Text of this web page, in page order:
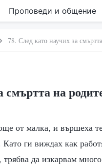
Проповеди и общение
78. След като научих за
смъртта на
от малка, и вършеха
ги виждах как
да изкарвам